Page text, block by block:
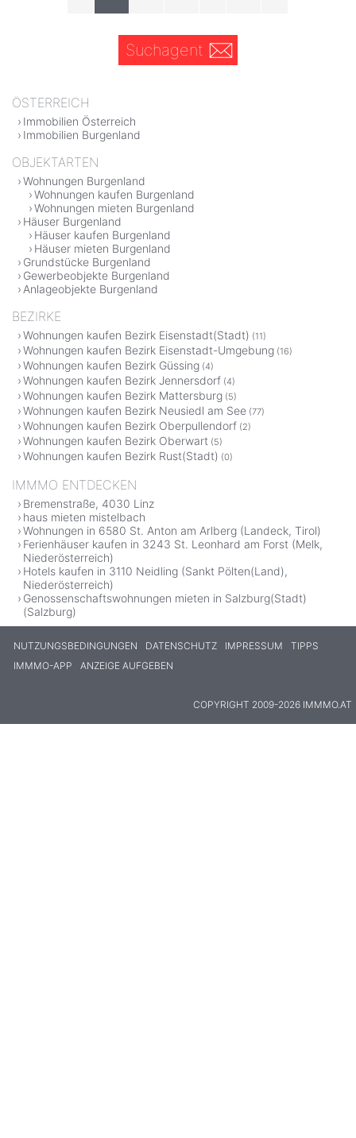
Suchagent
ÖSTERREICH
Immobilien Österreich
Immobilien Burgenland
OBJEKTARTEN
Wohnungen Burgenland
Wohnungen kaufen Burgenland
Wohnungen mieten Burgenland
Häuser Burgenland
Häuser kaufen Burgenland
Häuser mieten Burgenland
Grundstücke Burgenland
Gewerbeobjekte Burgenland
Anlageobjekte Burgenland
BEZIRKE
Wohnungen kaufen Bezirk Eisenstadt(Stadt) (11)
Wohnungen kaufen Bezirk Eisenstadt-Umgebung (16)
Wohnungen kaufen Bezirk Güssing (4)
Wohnungen kaufen Bezirk Jennersdorf (4)
Wohnungen kaufen Bezirk Mattersburg (5)
Wohnungen kaufen Bezirk Neusiedl am See (77)
Wohnungen kaufen Bezirk Oberpullendorf (2)
Wohnungen kaufen Bezirk Oberwart (5)
Wohnungen kaufen Bezirk Rust(Stadt) (0)
IMMMO ENTDECKEN
Bremenstraße, 4030 Linz
haus mieten mistelbach
Wohnungen in 6580 St. Anton am Arlberg (Landeck, Tirol)
Ferienhäuser kaufen in 3243 St. Leonhard am Forst (Melk,
Niederösterreich)
Hotels kaufen in 3110 Neidling (Sankt Pölten(Land),
Niederösterreich)
Genossenschaftswohnungen mieten in Salzburg(Stadt)
(Salzburg)
NUTZUNGSBEDINGUNGEN DATENSCHUTZ IMPRESSUM
TIPPS
IMMMO-APP
ANZEIGE AUFGEBEN
COPYRIGHT 2009-2026 IMMMO.AT